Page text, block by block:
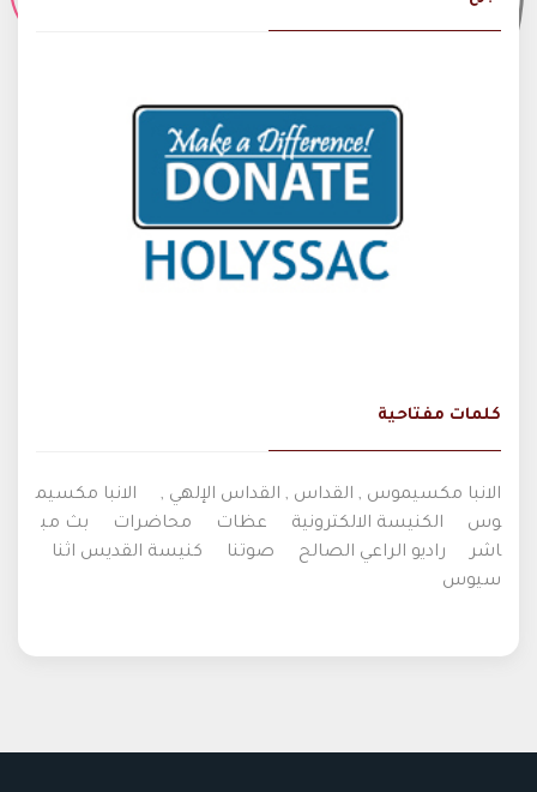
كلمات مفتاحية
الانبا مكسيموس , القداس , القداس الإلهي ,
الانبا مكسيم
وس
الكنيسة الالكترونية عظات محاضرات
بث مب
اشر
راديو الراعي الصالح صوتنا
كنيسة القديس اثنا
سيوس